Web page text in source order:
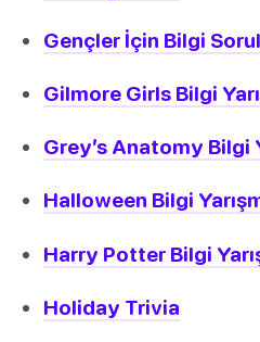
Gençler İçin Bilgi
Gilmore Girls Bilgi
Grey’s Anatomy Bilgi
Halloween Bilgi
Harry Potter Bilgi
Holiday Trivia